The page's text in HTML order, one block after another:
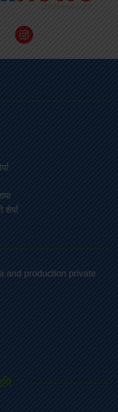
शेर्पा
and production private